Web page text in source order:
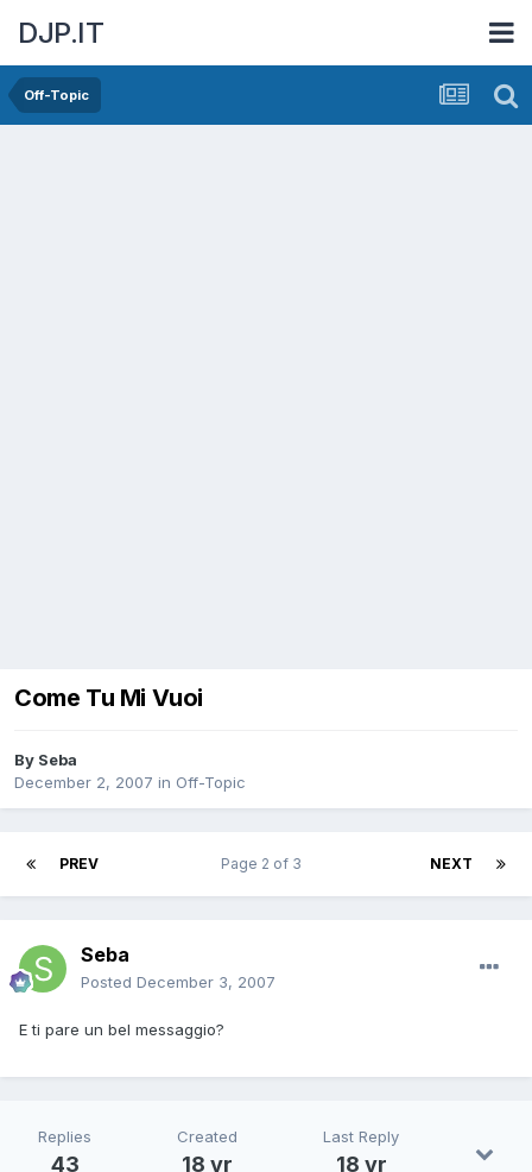
DJP.IT
Off-Topic
Come Tu Mi Vuoi
By Seba
December 2, 2007 in Off-Topic
PREV NEXT
Page 2 of 3
Seba
Posted December 3, 2007
E ti pare un bel messaggio?
Replies
43
Created
18 yr
Last Reply
18 yr